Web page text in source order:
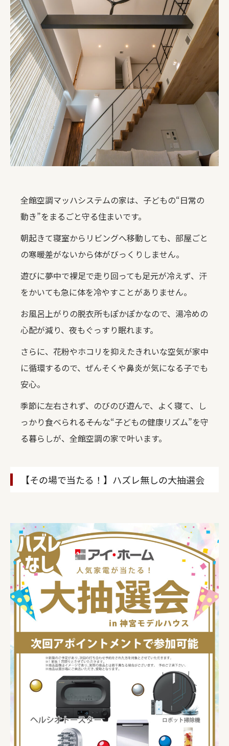
全館空調マッハシステムの家は、子どもの“日常の
動き”をまるごと守る住まいです。
朝起きて寝室からリビングへ移動しても、部屋ごと
の寒暖差がないから体がびっくりしません。
遊びに夢中で裸足で走り回っても足元が冷えず、汗
をかいても急に体を冷やすことがありません。
お風呂上がりの脱衣所もぽかぽかなので、湯冷めの
心配が減り、夜もぐっすり眠れます。
さらに、花粉やホコリを抑えたきれいな空気が家中
に循環するので、ぜんそくや鼻炎が気になる子でも
安心。
季節に左右されず、のびのび遊んで、よく寝て、し
っかり食べられる――そんな“子どもの健康リズム”を守
る暮らしが、全館空調の家で叶います。
【その場で当たる！】ハズレ無しの大抽選会